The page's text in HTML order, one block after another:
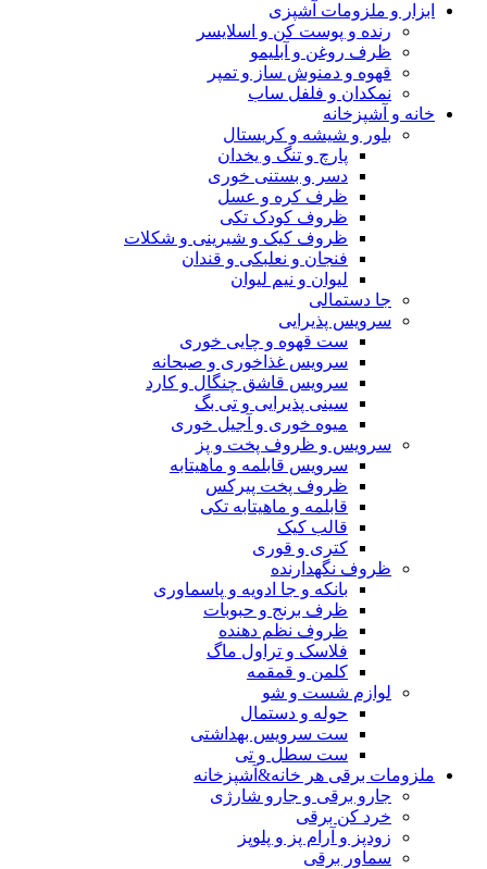
ابزار و ملزومات آشپزی
رنده و پوست کن و اسلایسر
ظرف روغن و آبلیمو
قهوه و دمنوش ساز و تمپر
نمکدان و فلفل ساب
خانه و آشپزخانه
بلور و شیشه و کریستال
پارچ و تنگ و یخدان
دسر و بستنی خوری
ظرف کره و عسل
ظروف کودک تکی
ظروف کیک و شیرینی و شکلات
فنجان و نعلبکی و قندان
لیوان و نیم لیوان
جا دستمالی
سرویس پذیرایی
ست قهوه و چایی خوری
سرویس غذاخوری و صبحانه
سرویس قاشق چنگال و کارد
سینی پذیرایی و تی بگ
میوه خوری و آجیل خوری
سرویس و ظروف پخت و پز
سرویس قابلمه و ماهیتابه
ظروف پخت پیرکس
قابلمه و ماهیتابه تکی
قالب کیک
کتری و قوری
ظروف نگهدارنده
بانکه و جا ادویه و پاسماوری
ظرف برنج و حبوبات
ظروف نظم دهنده
فلاسک و تراول ماگ
کلمن و قمقمه
لوازم شست و شو
حوله و دستمال
ست سرویس بهداشتی
ست سطل و تی
ملزومات برقی هر خانه&آشپزخانه
جارو برقی و جارو شارژی
خرد کن برقی
زودپز و آرام پز و پلوپز
سماور برقی